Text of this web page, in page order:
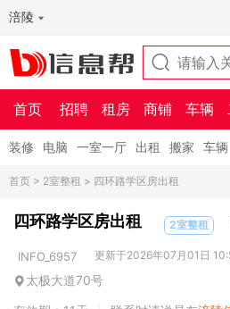
涪陵
首页 招聘 租房 商铺 车辆
装修 电脑 一室一厅 出租 搬家 车辆
首页 > 2室整租 > 四环路学区房出租
四环路学区房出租 2室整租
INFO_6957 更新于2026年07月01日
太极大道70号